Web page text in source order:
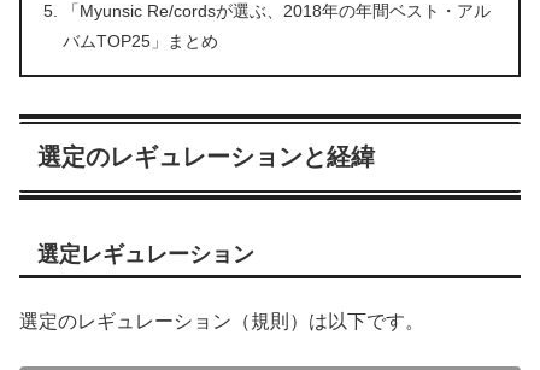
「Myunsic Re/cordsが選ぶ、2018年の年間ベスト・アル
バムTOP25」まとめ
選定のレギュレーションと経緯
選定レギュレーション
選定のレギュレーション（規則）は以下です。